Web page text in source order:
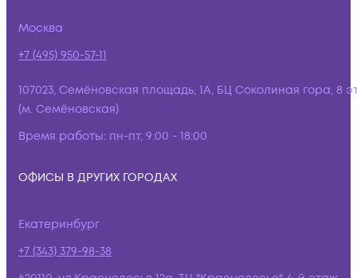
Москва
+7 (495) 950-57-11
107023, Семёновская площадь, 1А, БЦ Соколиная гора, 8
(м. Семёновская)
Время работы: пн-пт, 9:00 - 18:00
ОФИСЫ В ДРУГИХ ГОРОДАХ
Екатеринбург
+7 (343) 379-98-38